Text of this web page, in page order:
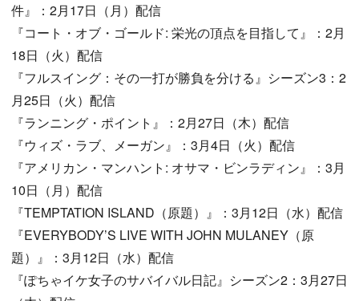
件』：2月17日（月）配信
『コート・オブ・ゴールド: 栄光の頂点を目指して』：2月
18日（火）配信
『フルスイング：その一打が勝負を分ける』シーズン3：2
月25日（火）配信
『ランニング・ポイント』：2月27日（木）配信
『ウィズ・ラブ、メーガン』：3月4日（火）配信
『アメリカン・マンハント: オサマ・ビンラディン』：3月
10日（月）配信
『TEMPTATION ISLAND（原題）』：3月12日（水）配信
『EVERYBODY’S LIVE WITH JOHN MULANEY（原
題）』：3月12日（水）配信
『ぽちゃイケ女子のサバイバル日記』シーズン2：3月27日